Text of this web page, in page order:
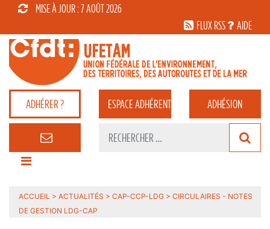
MISE À JOUR : 7 AOÛT 2026
FLUX RSS
AIDE
ADHÉRER ? ESPACEADHÉRENT ADHÉSION
ACCUEIL > ACTUALITÉS > CAP-CCP-LDG > CIRCULAIRES - NOTES
DE GESTION LDG-CAP